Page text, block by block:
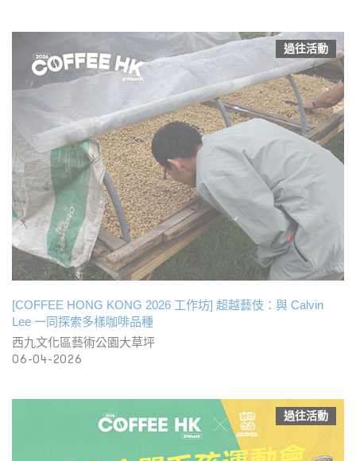
過往活動
[COFFEE HONG KONG 2026 工作坊] 超越藝伎：與 Calvin
Lee 一同探索多樣咖啡品種
西九文化區藝術公園大草坪
06-04-2026
過往活動